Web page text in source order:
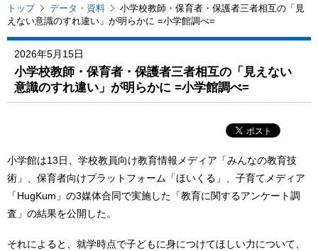
トップ データ・資料
小学校教師・保育者・保護者三者相互の「見
えない意識のすれ違い」が明らかに =小学館調べ=
2026年5月15日
小学校教師・保育者・保護者三者相互の「見えない
意識のすれ違い」が明らかに =小学館調べ=
小学館は13日、学校教員向け教育情報メディア「みんなの教育技
術」、保育者向けプラットフォーム「ほいくる」、子育てメディア
「HugKum」の3媒体合同で実施した「教育に関するアンケート調
査」の結果を公開した。
それによると、就学時点で子どもに身につけてほしい力について、